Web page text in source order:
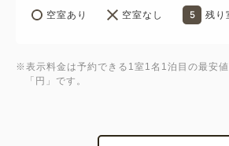
空室あり 空室なし 5 残り
※表示料金は予約できる1室1名1泊目の最安
「円」です。